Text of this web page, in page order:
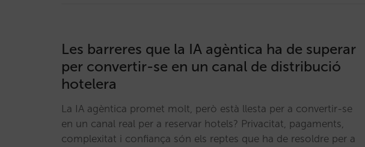
Les barreres que la IA agèntica ha de superar
per convertir-se en un canal de distribució
hotelera
La IA agèntica promet molt, però està llesta per a convertir-se
en un canal real per a reservar hotels? Privacitat, pagaments,
complexitat i confiança són els reptes que ha de resoldre per a